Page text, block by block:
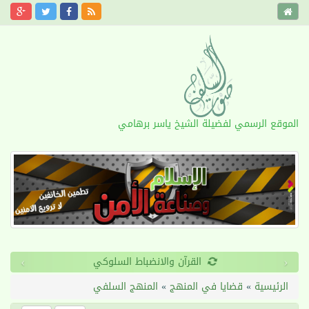
الموقع الرسمي لفضيلة الشيخ ياسر برهامي
القرآن والانضباط السلوكي ‹
›
الرئيسية » قضايا في المنهج» المنهج السلفي